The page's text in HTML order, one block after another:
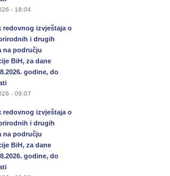
- 18:04
redovnog izvještaja o
i drugih
na području
BiH, za dane
godine, do
- 09:07
redovnog izvještaja o
i drugih
na području
BiH, za dane
godine, do